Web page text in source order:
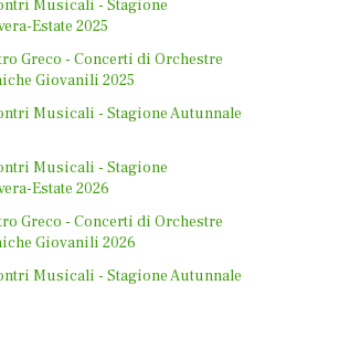
Musicali - Stagione
Estate 2025
Greco - Concerti di Orchestre
Giovanili 2025
Musicali - Stagione Autunnale
Musicali - Stagione
Estate 2026
Greco - Concerti di Orchestre
Giovanili 2026
Musicali - Stagione Autunnale